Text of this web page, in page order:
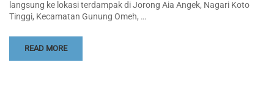
langsung ke lokasi terdampak di Jorong Aia Angek, Nagari Koto
Tinggi, Kecamatan Gunung Omeh, …
READ MORE